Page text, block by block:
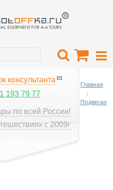
консультанта
193 79 77
по всей России!
с 2009г
Главная
Подвеска